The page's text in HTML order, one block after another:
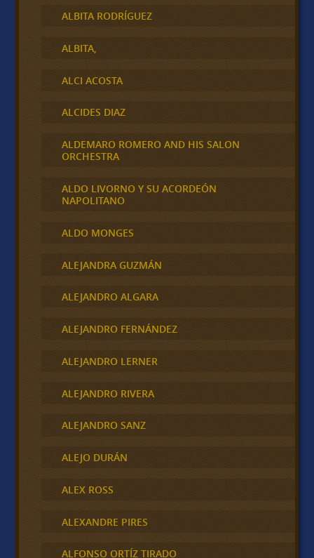
ALBITA RODRÍGUEZ
ALBITA,
ALCI ACOSTA
ALCIDES DIAZ
ALDEMARO ROMERO AND HIS SALON
ORCHESTRA
ALDO LIVORNO Y SU ACORDEÓN
NAPOLITANO
ALDO MONGES
ALEJANDRA GUZMÁN
ALEJANDRO ALGARA
ALEJANDRO FERNÁNDEZ
ALEJANDRO LERNER
ALEJANDRO RIVERA
ALEJANDRO SANZ
ALEJO DURÁN
ALEX ROSS
ALEXANDRE PIRES
ALFONSO ORTÍZ TIRADO